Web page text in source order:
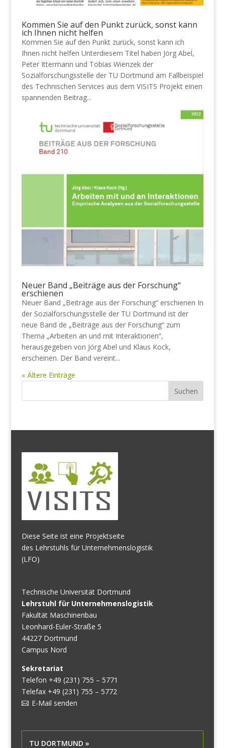
Kommen Sie auf den Punkt zurück, sonst kann
ich Ihnen nicht helfen
Kommen Sie auf den Punkt zurück, sonst kann ich
Ihnen nicht helfen Unterdiesem Titel haben Jörg Abel,
Peter Ittermann und Tobias Wienzek der
Sozialforschungsstelle der TU Dortmund am Fallbeispiel
des Technischen Services aus dem VISITS Projekt einen
spannenden Beitrag...
Neuer Band „Beiträge aus der Forschung“
erschienen
Neuer Band „Beiträge aus der Forschung“ erschienen In
der Sozialforschungsstelle der TU Dortmund ist der
neue Band de „Beiträge aus der Forschung“ zum
Thema „Arbeiten an und mit Interaktionen“,
herausgegeben von Jörg Abel und Klaus Kock,
erscheinen. Der Band vereint...
« Ältere Einträge
Diese Seite ist eine Projektseite
des Lehrstuhls für Unternehmenslogistik
(LFO)
Technische Universität Dortmund
Lehrstuhl für Unternehmenslogistik
Fakultät Maschinenbau
Leonhard-Euler-Straße 5
44227 Dortmund
Campus Nord
Sekretariat
Telefon +49 (231) 755 – 5771
Telefax +49 (231) 755 – 5772
E-Mail senden
TU DORTMUND »